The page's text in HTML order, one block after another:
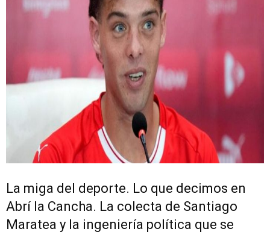
La miga del deporte. Lo que decimos en
Abrí la Cancha. La colecta de Santiago
Maratea y la ingeniería política que se